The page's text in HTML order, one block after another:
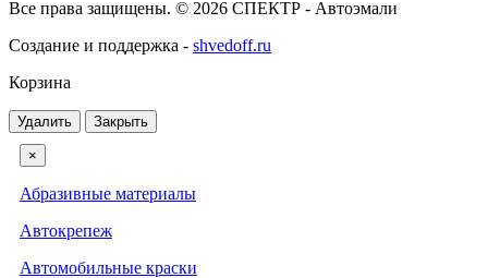
Все права защищены. © 2026 СПЕКТР - Автоэмали
Создание и поддержка - shvedoff.ru
Корзина
Удалить Закрыть
×
Абразивные материалы
Автокрепеж
Автомобильные краски